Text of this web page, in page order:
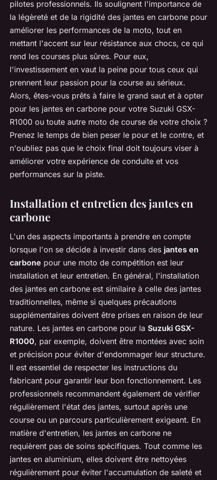
pilotes professionnels. Ils soulignent l'importance de
la légèreté et de la rigidité des jantes en carbone pour
améliorer les performances de la moto, tout en
mettant l'accent sur leur résistance aux chocs, ce qui
rend les courses plus sûres. Pour eux,
l'investissement en vaut la peine pour tous ceux qui
prennent leur passion pour la course au sérieux.
Alors, êtes-vous prêts à faire le grand saut et à opter
pour les jantes en carbone pour votre Suzuki GSX-
R1000 ou toute autre moto de course de votre choix ?
Prenez le temps de bien peser le pour et le contre, et
n'oubliez pas que le choix final doit toujours viser à
améliorer votre expérience de conduite et vos
performances sur la piste.
Installation et entretien des jantes en
carbone
L'un des aspects importants à prendre en compte
lorsque l'on se décide à investir dans des jantes en
carbone pour une moto de compétition est leur
installation et leur entretien. En général, l'installation
des jantes en carbone est similaire à celle des jantes
traditionnelles, même si quelques précautions
supplémentaires doivent être prises en raison de leur
nature. Les jantes en carbone pour la Suzuki GSX-
R1000, par exemple, doivent être montées avec soin
et précision pour éviter d'endommager leur structure.
Il est essentiel de respecter les instructions du
fabricant pour garantir leur bon fonctionnement. Les
professionnels recommandent également de vérifier
régulièrement l'état des jantes, surtout après une
course ou un parcours particulièrement exigeant. En
matière d'entretien, les jantes en carbone ne
requièrent pas de soins spécifiques. Tout comme les
jantes en aluminium, elles doivent être nettoyées
régulièrement pour éviter l'accumulation de saleté et